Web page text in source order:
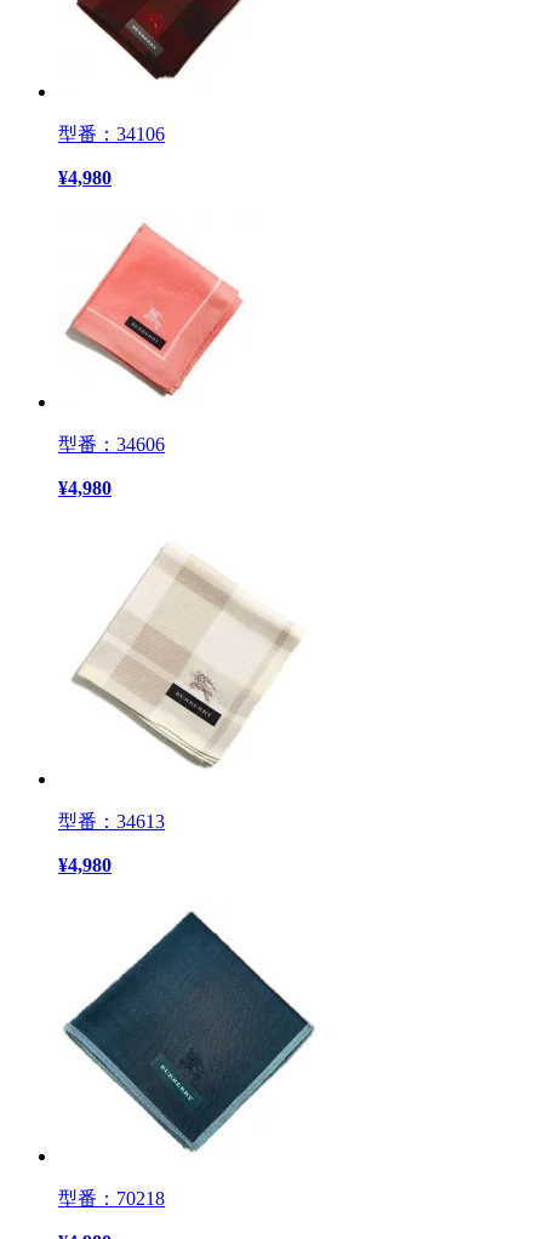
型番：34106
¥4,980
型番：34606
¥4,980
型番：34613
¥4,980
型番：70218